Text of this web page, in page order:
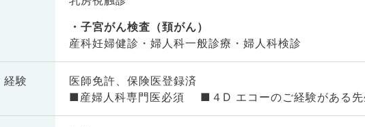
子宮がん検査（頚がん）
産科妊婦健診・婦人科一般診療・婦人科検診
経験
医師免許、保険医登録済
■産婦人科専門医必須 ■４D エコーのご経験がある